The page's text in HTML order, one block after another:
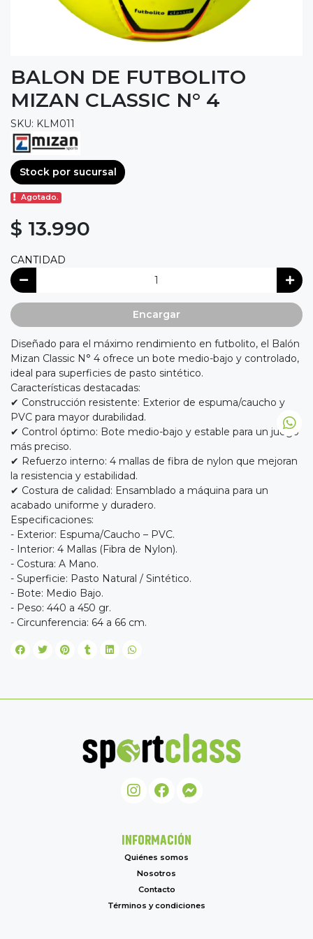
BALON DE FUTBOLITO
MIZAN CLASSIC N° 4
SKU: KLM011
Stock por sucursal
Agotado.
$ 13.990
CANTIDAD
Encargar
Diseñado para el máximo rendimiento en futbolito, el Balón
Mizan Classic N° 4 ofrece un bote medio-bajo y controlado,
ideal para superficies de pasto sintético.
Características destacadas:
✔ Construcción resistente: Exterior de espuma/caucho y
PVC para mayor durabilidad.
✔ Control óptimo: Bote medio-bajo y estable para un juego
más preciso.
✔ Refuerzo interno: 4 mallas de fibra de nylon que mejoran
la resistencia y estabilidad.
✔ Costura de calidad: Ensamblado a máquina para un
acabado uniforme y duradero.
Especificaciones:
- Exterior: Espuma/Caucho – PVC.
- Interior: 4 Mallas (Fibra de Nylon).
- Costura: A Mano.
- Superficie: Pasto Natural / Sintético.
- Bote: Medio Bajo.
- Peso: 440 a 450 gr.
- Circunferencia: 64 a 66 cm.
INFORMACIÓN
Quiénes somos
Nosotros
Contacto
Términos y condiciones